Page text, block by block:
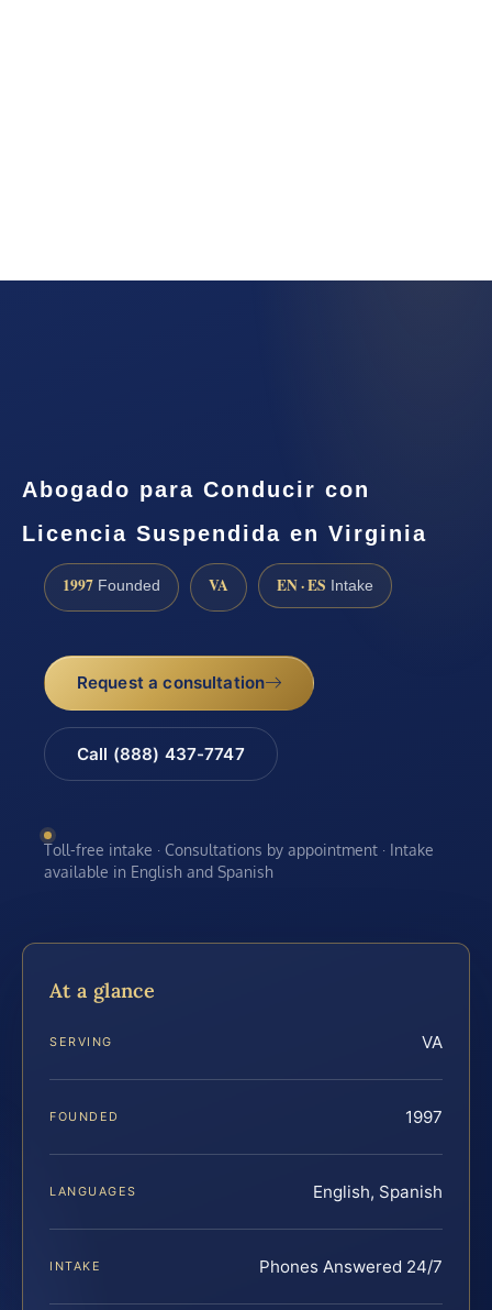
Abogado para Conducir con
Licencia Suspendida en Virginia
1997 Founded VA EN · ES Intake
Request a consultation
Call (888) 437-7747
Toll-free intake · Consultations by appointment · Intake
available in English and Spanish
At a glance
SERVING VA
FOUNDED 1997
LANGUAGES English, Spanish
INTAKE Phones Answered 24/7